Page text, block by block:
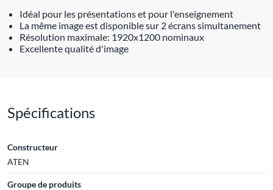
Idéal pour les présentations et pour l'enseignement
La même image est disponible sur 2 écrans simultanement
Résolution maximale: 1920x1200 nominaux
Excellente qualité d'image
Spécifications
Constructeur
ATEN
Groupe de produits